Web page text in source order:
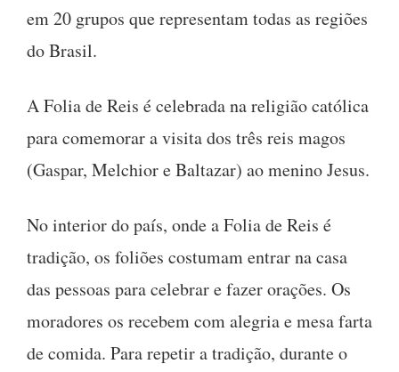
em 20 grupos que representam todas as regiões
do Brasil.
A Folia de Reis é celebrada na religião católica
para comemorar a visita dos três reis magos
(Gaspar, Melchior e Baltazar) ao menino Jesus.
No interior do país, onde a Folia de Reis é
tradição, os foliões costumam entrar na casa
das pessoas para celebrar e fazer orações. Os
moradores os recebem com alegria e mesa farta
de comida. Para repetir a tradição, durante o